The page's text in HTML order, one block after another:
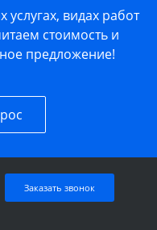
видах работ
стоимость и
предложение!
Заказать звонок